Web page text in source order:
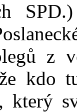
z
kdo
který